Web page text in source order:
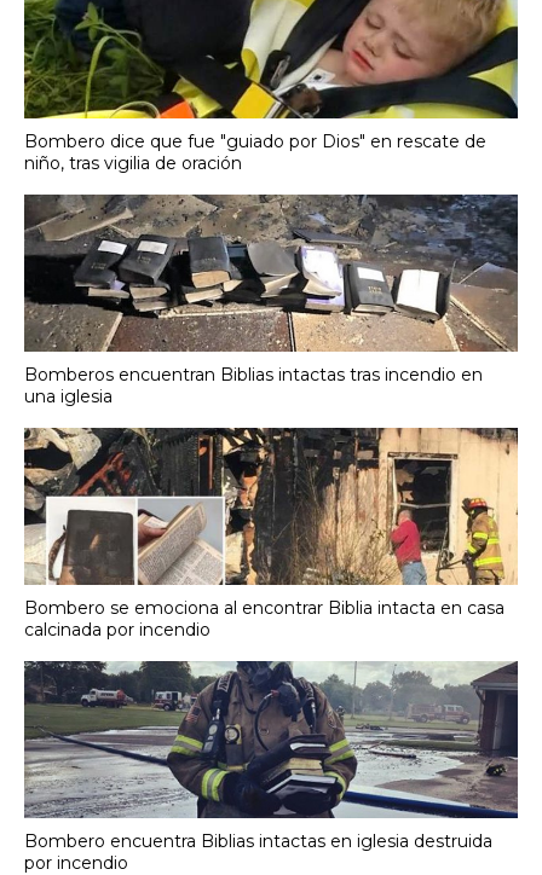
Bombero dice que fue "guiado por Dios" en rescate de
niño, tras vigilia de oración
Bomberos encuentran Biblias intactas tras incendio en
una iglesia
Bombero se emociona al encontrar Biblia intacta en casa
calcinada por incendio
Bombero encuentra Biblias intactas en iglesia destruida
por incendio